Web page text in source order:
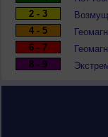
2 - 3
4 - 5
6 - 7
8 - 9